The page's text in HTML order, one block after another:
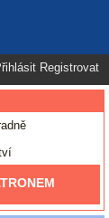
Registrovat